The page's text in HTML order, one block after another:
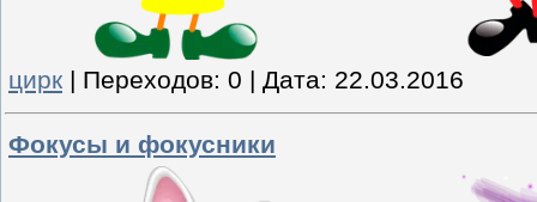
цирк | Переходов: 0 | Дата: 22.03.2016
Фокусы и фокусники